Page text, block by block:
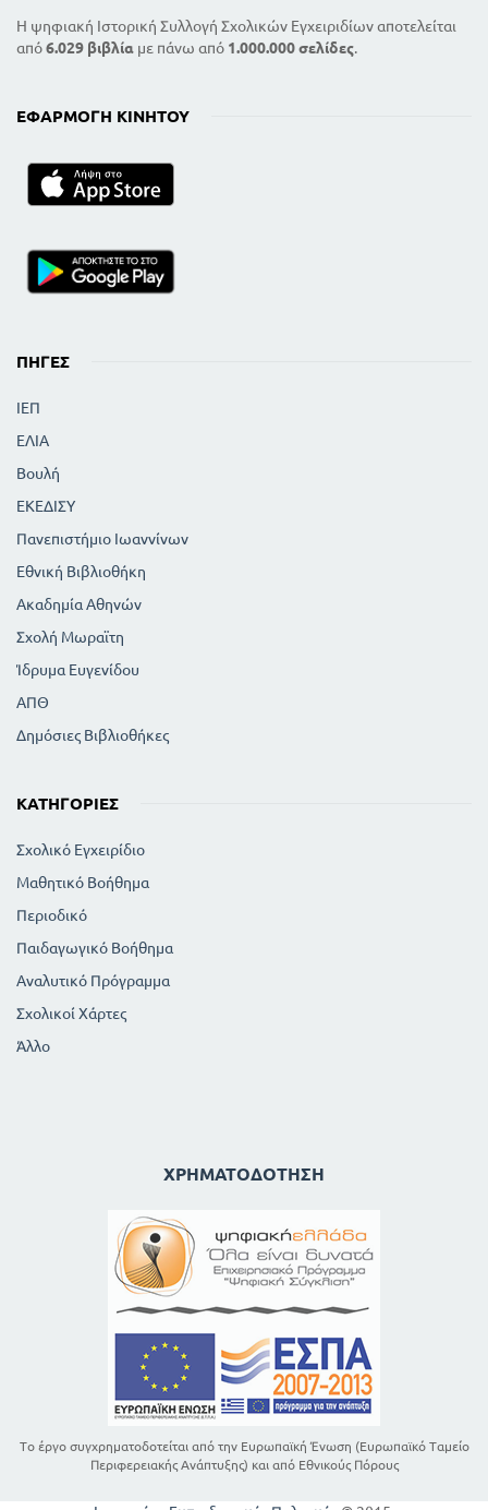
Η ψηφιακή Ιστορική Συλλογή Σχολικών Εγχειριδίων αποτελείται
από6.029 βιβλία με πάνω από 1.000.000 σελίδες.
ΕΦΑΡΜΟΓΉ ΚΙΝΗΤΟΎ
ΠΗΓΈΣ
ΙΕΠ
ΕΛΙΑ
Βουλή
ΕΚΕΔΙΣΥ
Πανεπιστήμιο Ιωαννίνων
Εθνική Βιβλιοθήκη
Ακαδημία Αθηνών
Σχολή Μωραϊτη
Ίδρυμα Ευγενίδου
ΑΠΘ
Δημόσιες Βιβλιοθήκες
ΚΑΤΗΓΟΡΊΕΣ
Σχολικό Εγχειρίδιο
Μαθητικό Βοήθημα
Περιοδικό
Παιδαγωγικό Βοήθημα
Αναλυτικό Πρόγραμμα
Σχολικοί Χάρτες
Άλλο
ΧΡΗΜΑΤΟΔΌΤΗΣΗ
Το έργο συγχρηματοδοτείται από την Ευρωπαϊκή Ένωση (Ευρωπαϊκό Ταμείο
Περιφερειακής Ανάπτυξης) και από Εθνικούς Πόρους